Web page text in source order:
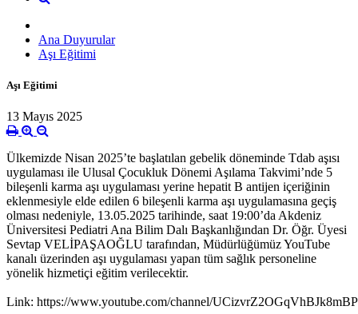
Ana Duyurular
Aşı Eğitimi
Aşı Eğitimi
13 Mayıs 2025
Ülkemizde Nisan 2025’te başlatılan gebelik döneminde Tdab aşısı
uygulaması ile Ulusal Çocukluk Dönemi Aşılama Takvimi’nde 5
bileşenli karma aşı uygulaması yerine hepatit B antijen içeriğinin
eklenmesiyle elde edilen 6 bileşenli karma aşı uygulamasına geçiş
olması nedeniyle, 13.05.2025 tarihinde, saat 19:00’da Akdeniz
Üniversitesi Pediatri Ana Bilim Dalı Başkanlığından Dr. Öğr. Üyesi
Sevtap VELİPAŞAOĞLU tarafından, Müdürlüğümüz YouTube
kanalı üzerinden aşı uygulaması yapan tüm sağlık personeline
yönelik hizmetiçi eğitim verilecektir.
Link: https://www.youtube.com/channel/